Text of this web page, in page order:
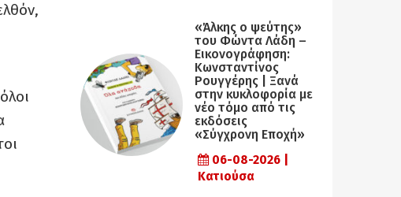
«Άλκης ο ψεύτης»
του Φώντα Λάδη –
Εικονογράφηση:
Κωνσταντίνος
Ρουγγέρης | Ξανά
στην κυκλοφορία με
νέο τόμο από τις
εκδόσεις
«Σύγχρονη Εποχή»
06-08-2026 |
Κατιούσα